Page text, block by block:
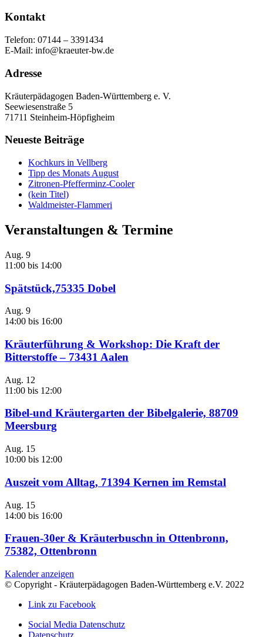
Kontakt
Telefon: 07144 – 3391434
E-Mail: info@kraeuter-bw.de
Adresse
Kräuterpädagogen Baden-Württemberg e. V.
Seewiesenstraße 5
71711 Steinheim-Höpfigheim
Neueste Beiträge
Kochkurs in Vellberg
Tipp des Monats August
Zitronen-Pfefferminz-Cooler
(kein Titel)
Waldmeister-Flammeri
Veranstaltungen & Termine
Aug. 9
11:00 bis 14:00
Spätstück,75335 Dobel
Aug. 9
14:00 bis 16:00
Kräuterführung & Workshop: Die Kraft der
Bitterstoffe – 73431 Aalen
Aug. 12
11:00 bis 12:00
Bibel-und Kräutergarten der Bibelgalerie, 88709
Meersburg
Aug. 15
10:00 bis 12:00
Auszeit vom Alltag, 71394 Kernen im Remstal
Aug. 15
14:00 bis 16:00
Frauen-30er & Kräuterbuschn in Ottenbronn,
75382, Ottenbronn
Kalender anzeigen
© Copyright - Kräuterpädagogen Baden-Württemberg e.V. 2022
Link zu Facebook
Social Media Datenschutz
Datenschutz